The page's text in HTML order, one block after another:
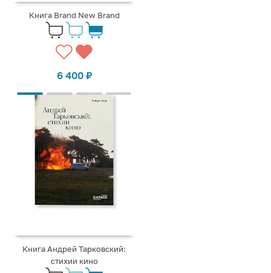
Книга Brand New Brand
6 400 ₽
Книга Андрей Тарковский:
стихии кино